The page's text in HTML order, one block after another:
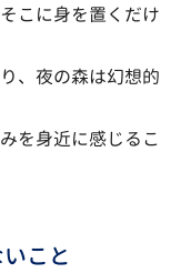
こに身を置くだけ
、夜の森は幻想的
を身近に感じるこ
こと